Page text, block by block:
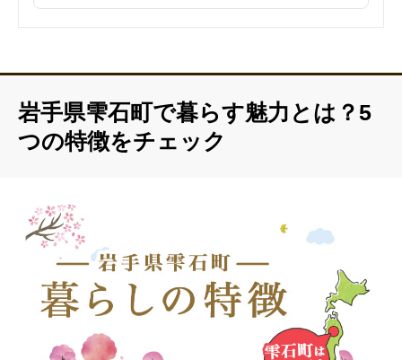
医療施設数を更新しました（病院・診療所：7件→6件）
の状況と申し込み推奨時期について）
「七ツ森地域交流センター」のお試し移住利用料を修正しました
（1日あたり2,000円→1日あたり3,000円）
子育て支援制度の詳細情報を追加しました（妊婦支援給付金10
岩手県雫石町で暮らす魅力とは？5
つの特徴をチェック